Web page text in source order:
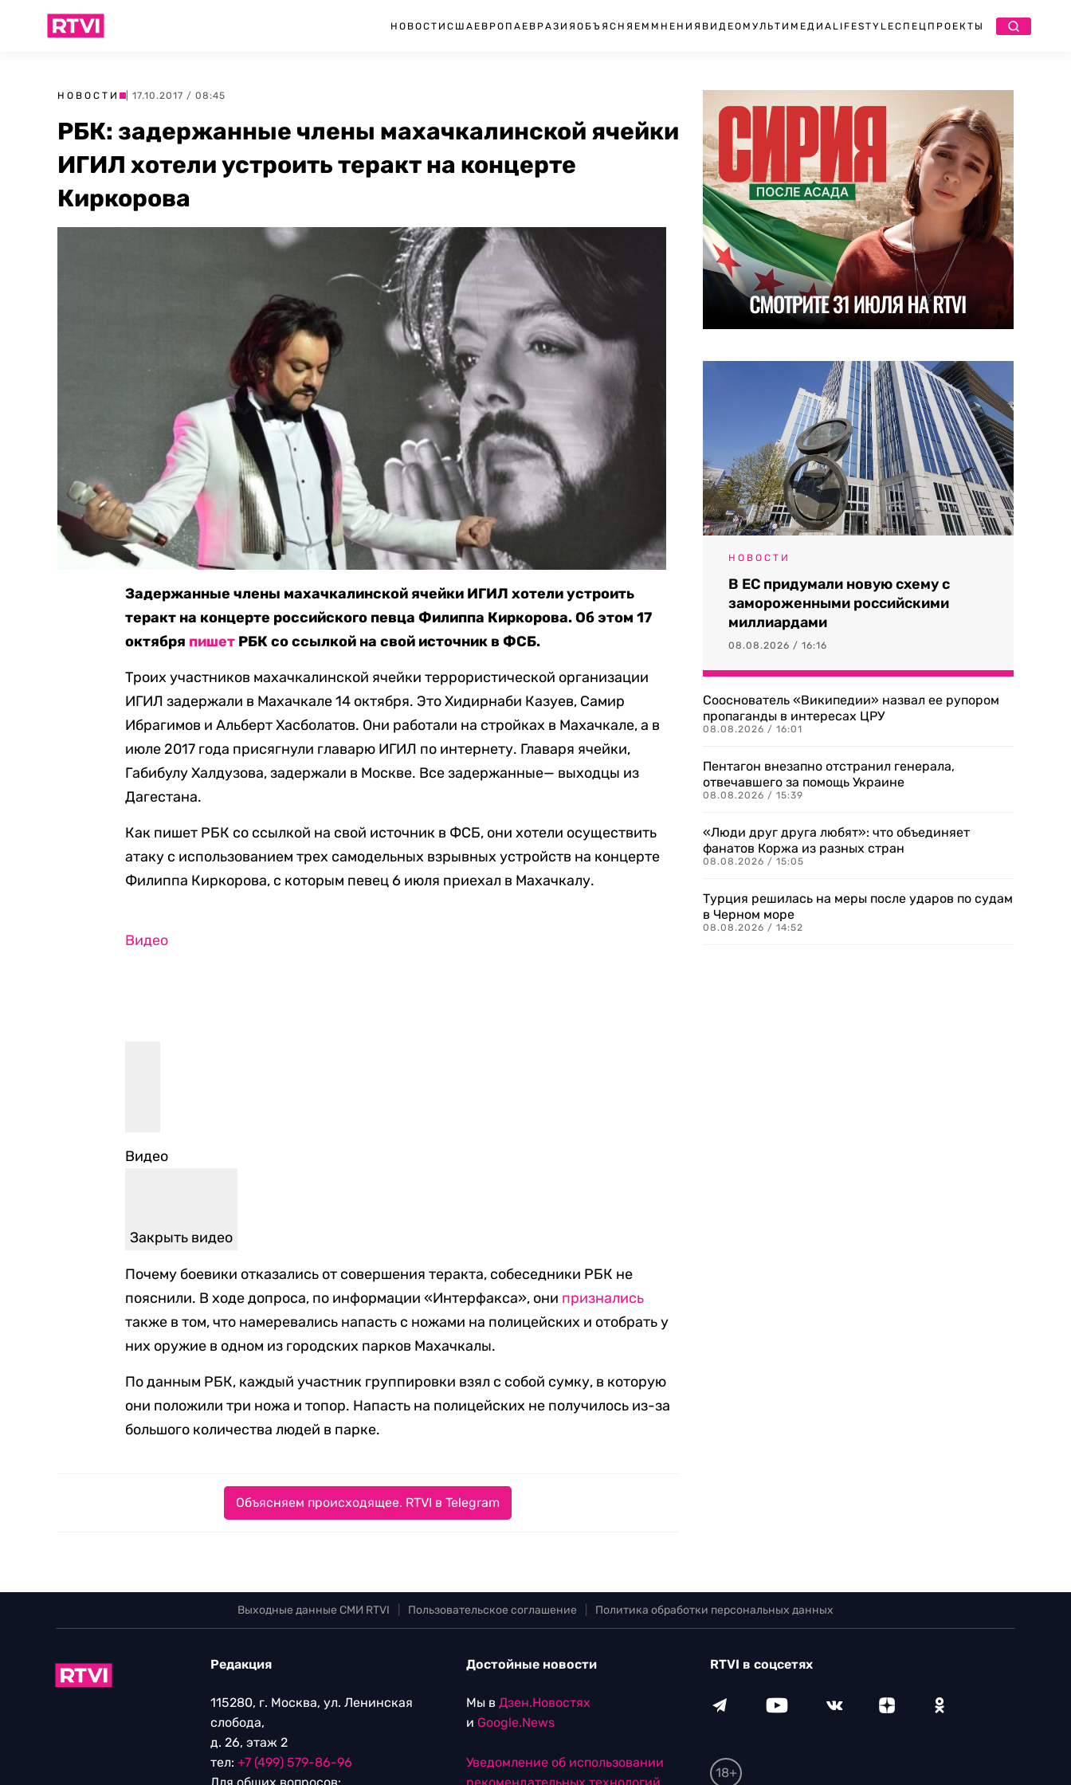
НОВОСТИ США ЕВРОПА ЕВРАЗИЯ ОБЪЯСНЯЕМ МНЕНИЯ ВИДЕО МУЛЬТИМЕДИА LIFESTYLEСПЕЦПРОЕКТЫ
НОВОСТИ | 17.10.2017 / 08:45
РБК: задержанные члены махачкалинской ячейки
ИГИЛ хотели устроить теракт на концерте
Киркорова
Задержанные члены махачкалинской ячейки ИГИЛ хотели устроить
теракт на концерте российского певца Филиппа Киркорова. Об этом 17
октября пишет РБК со ссылкой на свой источник в ФСБ.
Троих участников махачкалинской ячейки террористической организации
ИГИЛ задержали в Махачкале 14 октября. Это Хидирнаби Казуев, Самир
Ибрагимов и Альберт Хасболатов. Они работали на стройках в Махачкале, а в
июле 2017 года присягнули главарю ИГИЛ по интернету. Главаря ячейки,
Габибулу Халдузова, задержали в Москве. Все задержанные— выходцы из
Дагестана.
Как пишет РБК со ссылкой на свой источник в ФСБ, они хотели осуществить
атаку с использованием трех самодельных взрывных устройств на концерте
Филиппа Киркорова, с которым певец 6 июля приехал в Махачкалу.
Видео
Видео
Закрыть видео
Почему боевики отказались от совершения теракта, собеседники РБК не
пояснили. В ходе допроса, по информации «Интерфакса», они признались
также в том, что намеревались напасть с ножами на полицейских и отобрать у
них оружие в одном из городских парков Махачкалы.
По данным РБК, каждый участник группировки взял с собой сумку, в которую
они положили три ножа и топор. Напасть на полицейских не получилось из-за
большого количества людей в парке.
Объясняем происходящее. RTVI в Telegram
НОВОСТИ
В ЕС придумали новую схему с
замороженными российскими
миллиардами
08.08.2026 / 16:16
Сооснователь «Википедии» назвал ее рупором
пропаганды в интересах ЦРУ
08.08.2026 / 16:01
Пентагон внезапно отстранил генерала,
отвечавшего за помощь Украине
08.08.2026 / 15:39
«Люди друг друга любят»: что объединяет
фанатов Коржа из разных стран
08.08.2026 / 15:05
Турция решилась на меры после ударов по судам
в Черном море
08.08.2026 / 14:52
Выходные данные СМИ RTVI Пользовательское соглашение Политика обработки персональных данных
Редакция
115280, г. Москва, ул. Ленинская
слобода,
д. 26, этаж 2
тел: +7 (499) 579-86-96
Достойные новости
Мы в Дзен.Новостях
и Google.News
Уведомление об использовании
RTVI в соцсетях
18+